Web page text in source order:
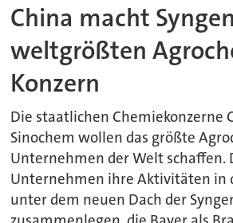
China macht
weltgrößten
Konzern
Die staatlichen Chemiekonzerne
Sinochem wollen das größte
Unternehmen der Welt schaffen.
Unternehmen ihre Aktivitäten in
unter dem neuen Dach der